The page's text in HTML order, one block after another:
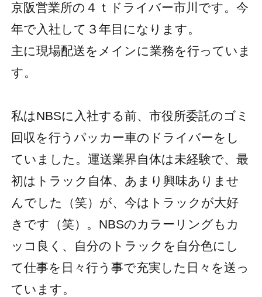
京阪営業所の４ｔドライバー市川です。今
年で入社して３年目になります。
主に現場配送をメインに業務を行っていま
す。
私はNBSに入社する前、市役所委託のゴミ
回収を行うパッカー車のドライバーをし
ていました。運送業界自体は未経験で、最
初はトラック自体、あまり興味ありませ
んでした（笑）が、今はトラックが大好
きです（笑）。NBSのカラーリングもカ
ッコ良く、自分のトラックを自分色にし
て仕事を日々行う事で充実した日々を送っ
ています。